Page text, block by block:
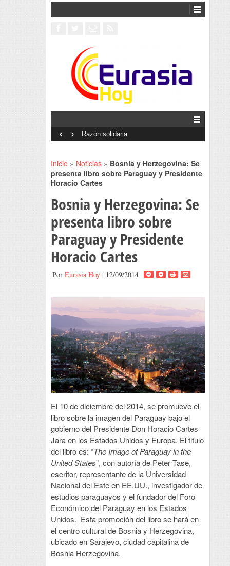
Interventionism estatal
‹ ›
Inicio » Noticias» Bosnia y Herzegovina: Se
presenta libro sobre Paraguay y Presidente
Horacio Cartes
Bosnia y Herzegovina: Se
presenta libro sobre
Paraguay y Presidente
Horacio Cartes
Por Eurasia Hoy| 12/09/2014
El 10 de diciembre del 2014, se promueve el
libro sobre la imagen del Paraguay bajo el
gobierno del Presidente Don Horacio Cartes
Jara en los Estados Unidos y Europa. El titulo
del libro es: “The Image of Paraguay in the
United States”, con autoría de Peter Tase,
escritor, representante de la Universidad
Nacional del Este en EE.UU., investigador de
estudios paraguayos y el fundador del Foro
Económico del Paraguay en los Estados
Unidos. Esta promoción del libro se hará en
el centro cultural de Bosnia y Herzegovina,
ubicado en Sarajevo, ciudad capitalina de
Bosnia Herzegovina.